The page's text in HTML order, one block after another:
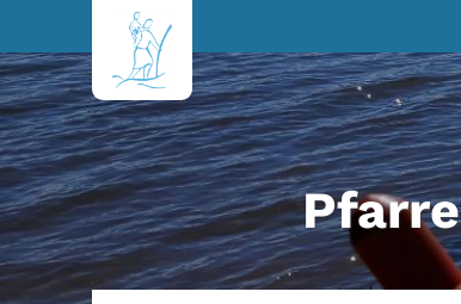
Zum Inhalt springen